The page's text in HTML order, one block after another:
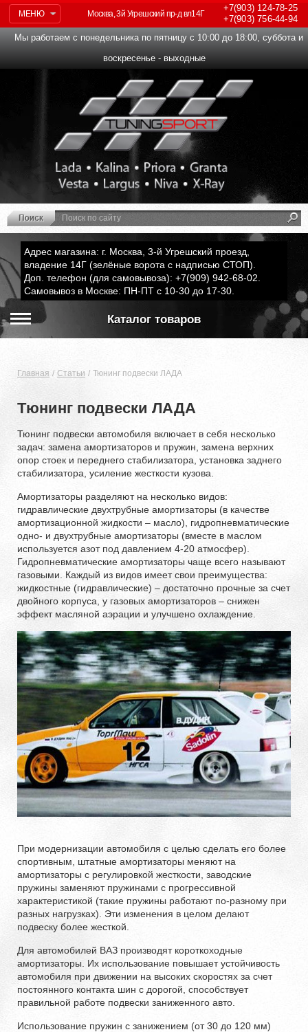
МЕНЮ
+7(903)124-78-25
+7(903)756-44-94
Москва, 3й Угрешский пр-д вл14Г
Мы работаем с понедельника по пятницу с 10:00 до 18:00, суббота и
воскресенье - выходные
Адрес магазина: г. Москва, 3-й Угрешский проезд,
владение 14Г (зелёные ворота с надписью СТОП).
Доп. телефон (для самовывоза): +7(909) 942-68-02.
Самовывоз в Москве: ПН-ПТ с 10-30 до 17-30.
Каталог товаров
Главная Статьи Тюнинг подвески ЛАДА
Тюнинг подвески ЛАДА
Тюнинг подвески автомобиля включает в себя несколько
задач: замена амортизаторов и пружин, замена верхних
опор стоек и переднего стабилизатора, установка заднего
стабилизатора, усиление жесткости кузова.
Амортизаторы разделяют на несколько видов:
гидравлические двухтрубные амортизаторы (в качестве
амортизационной жидкости – масло), гидропневматические
одно- и двухтрубные амортизаторы (вместе в маслом
используется азот под давлением 4-20 атмосфер).
Гидропневматические амортизаторы чаще всего называют
газовыми. Каждый из видов имеет свои преимущества:
жидкостные (гидравлические) – достаточно прочные за счет
двойного корпуса, у газовых амортизаторов – снижен
эффект масляной аэрации и улучшено охлаждение.
При модернизации автомобиля с целью сделать его более
спортивным, штатные амортизаторы меняют на
амортизаторы с регулировкой жесткости, заводские
пружины заменяют пружинами с прогрессивной
характеристикой (такие пружины работают по-разному при
разных нагрузках). Эти изменения в целом делают
подвеску более жесткой.
Для автомобилей ВАЗ производят короткоходные
амортизаторы. Их использование повышает устойчивость
автомобиля при движении на высоких скоростях за счет
постоянного контакта шин с дорогой, способствует
правильной работе подвески заниженного авто.
Использование пружин с занижением (от 30 до 120 мм)